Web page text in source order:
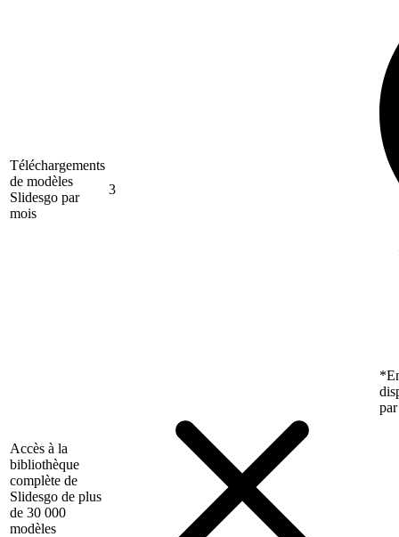
Téléchargements
de modèles
Slidesgo par
mois
3
Accès à la
bibliothèque
complète de
Slidesgo de plus
de 30 000
modèles